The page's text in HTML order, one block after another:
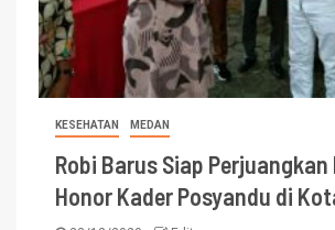
KESEHATAN MEDAN
Robi Barus Siap
Honor Kader Posyandu di